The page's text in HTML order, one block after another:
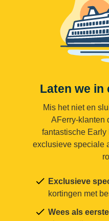
Laten we in
Mis het niet en
AFerry-klanten
fantastische
exclusieve speciale
Exclusieve
kortingen met
Wees als